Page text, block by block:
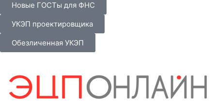
Новые ГОСТы для ФНС
УКЭП проектировщика
Обезличенная УКЭП